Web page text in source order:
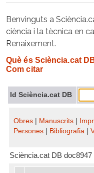
Benvinguts a
ciència i la tècnica en
Renaixement.
Què és Sciència.cat
Com citar
Id Sciència.cat DB
Obres Manuscrits
Persones
Bibliografia
Sciència.cat DB doc8947